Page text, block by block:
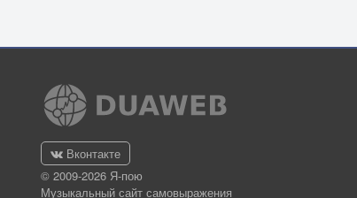
Вконтакте
© 2009-2026 Я-пою
Музыкальный сайт самовыражения